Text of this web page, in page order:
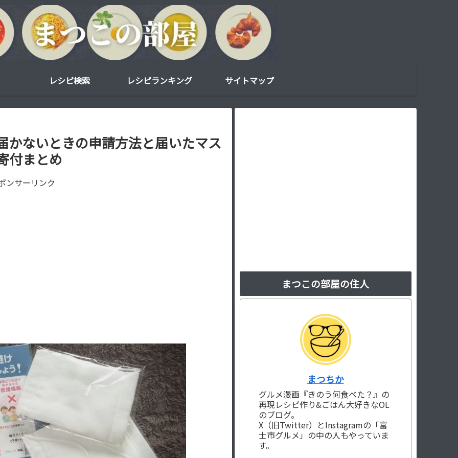
レシピ検索 レシピランキング サイトマップ
かないときの申請方法と届いたマス
付まとめ
ンサーリンク
まつこの部屋の住人
まつちか
グルメ漫画『きのう何食べた？』の
再現レシピ作り&ごはん大好きなOL
のブログ。
X（旧Twitter）とInstagramの「富
士市グルメ」の中の人もやっていま
す。